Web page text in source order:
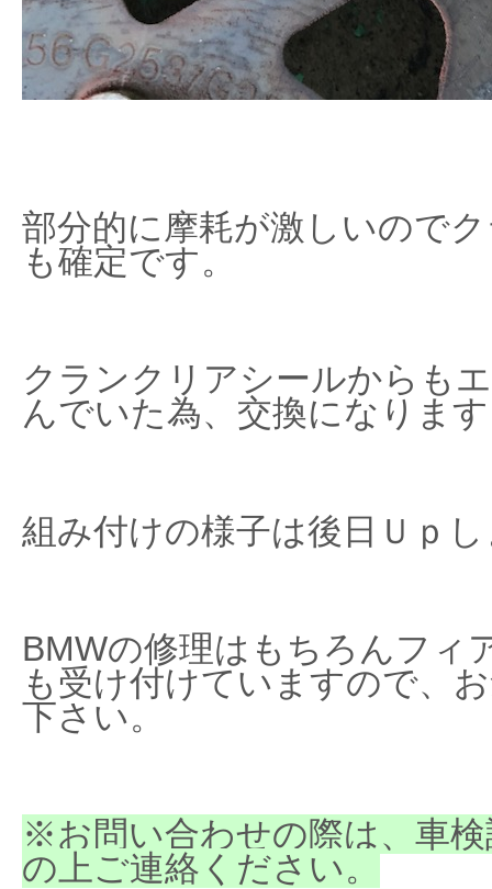
部分的に摩耗が激しいので
も確定です。
クランクリアシールからも
んでいた為、交換になりま
組み付けの様子は後日Ｕｐ
BMWの修理はもちろんフィ
も受け付けていますので、
下さい。
※お問い合わせの際は、車
の上ご連絡ください。